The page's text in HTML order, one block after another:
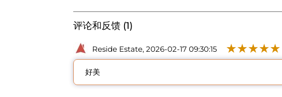
评论和反馈 (1)
Reside Estate, 2026-02-17 09:30:15 ★★★★★
好美